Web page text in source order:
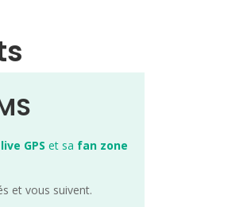
live GPS et sa fan zone
et vous suivent.